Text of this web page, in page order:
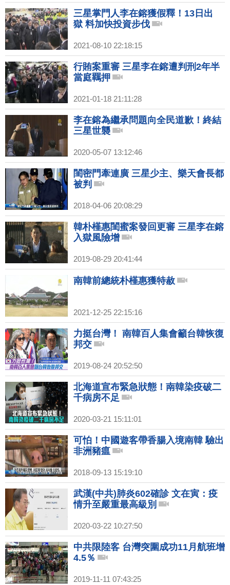
三星掌門人李在鎔獲假釋！13日出
獄 料加快投資步伐
2021-08-10 22:18:15
行賄案重審 三星李在鎔遭判刑2年半
當庭羈押
2021-01-18 21:11:28
李在鎔為繼承問題向全民道歉！終結
三星世襲
2020-05-07 13:12:46
閨密門牽連廣 三星少主、樂天會長都
被判
2018-04-06 20:08:29
韓朴槿惠閨蜜案發回更審 三星李在鎔
入獄風險增
2019-08-29 20:41:44
南韓前總統朴槿惠獲特赦
2021-12-25 22:15:16
力挺台灣！ 南韓百人集會籲台韓恢復
邦交
2019-08-24 20:52:50
北海道宣布緊急狀態！南韓染疫破二
千病房不足
2020-03-21 15:11:01
可怕！中國遊客帶香腸入境南韓 驗出
非洲豬瘟
2018-09-13 15:19:10
武漢(中共)肺炎602確診 文在寅：疫
情升至嚴重最高級別
2020-03-22 10:27:50
中共限陸客 台灣突圍成功11月航班增
4.5％
2019-11-11 07:43:25